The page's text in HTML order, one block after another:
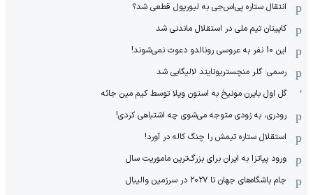
انتقال ستاره پی‌اس‌جی به لیورپول قطعی شد؟
کاپیتان تیم ملی در استقلال ماندنی شد
این 10 نفر به عروسی رونالدو دعوت نمی‌شوند!
رسمی: گلر منچستریونایتد لالیگایی شد
گل اول بایرن مونیخ به استون ویلا توسط کیم مین جائه
رودری، به زودی متوجه می‌شوی چه اشتباهی کردی!
استقلال ستاره تیمش را چنگ کاله در آورد!
ورود پیاتزا به ایران برای بزرگ‌ترین ماموریت سال
جام باشگاه‌های جهان تا ۲۰۲۷ در سرزمین والیبال